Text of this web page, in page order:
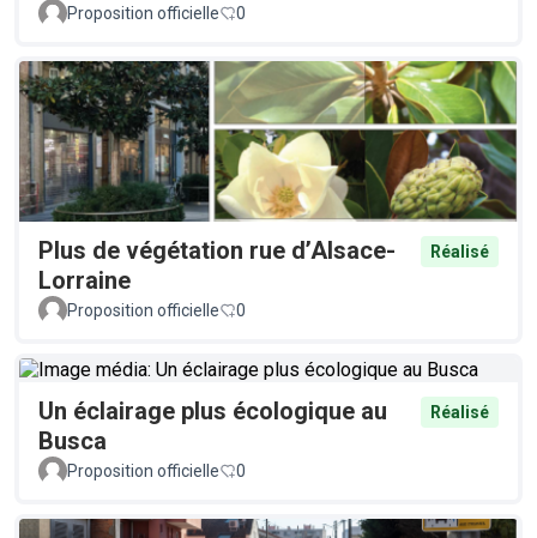
Proposition officielle 0
Plus de végétation rue d’Alsace-
Lorraine
Réalisé
Proposition officielle 0
Un éclairage plus écologique au
Busca
Réalisé
Proposition officielle 0